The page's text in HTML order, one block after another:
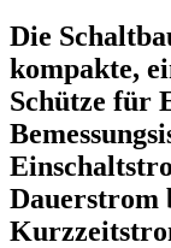
Die
kompakte,
Schütze für
Dauerstrom